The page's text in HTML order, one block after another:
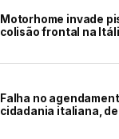
Motorhome invade
colisão frontal na
Falha no
cidadania italiana,